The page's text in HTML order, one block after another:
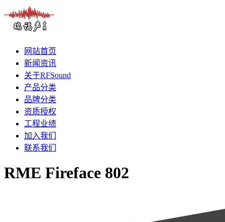
网站首页
新闻资讯
关于RFSound
产品分类
品牌分类
资质授权
工程业绩
加入我们
联系我们
RME Fireface 802